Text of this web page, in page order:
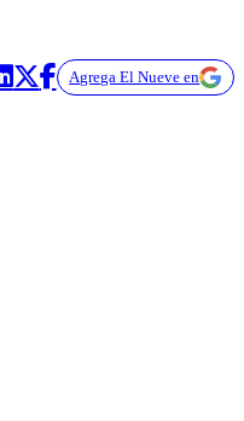
Agrega El Nueve en